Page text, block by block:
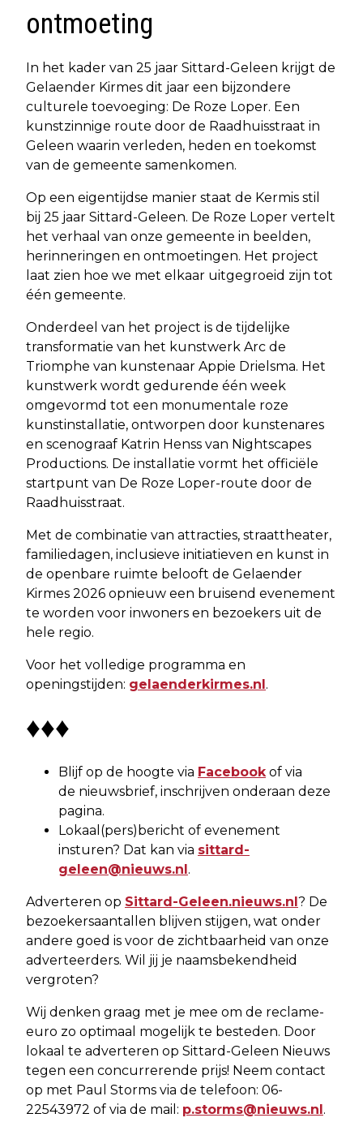
ontmoeting
In het kader van 25 jaar Sittard-Geleen krijgt de
Gelaender Kirmes dit jaar een bijzondere
culturele toevoeging: De Roze Loper. Een
kunstzinnige route door de Raadhuisstraat in
Geleen waarin verleden, heden en toekomst
van de gemeente samenkomen.
Op een eigentijdse manier staat de Kermis stil
bij 25 jaar Sittard-Geleen. De Roze Loper vertelt
het verhaal van onze gemeente in beelden,
herinneringen en ontmoetingen. Het project
laat zien hoe we met elkaar uitgegroeid zijn tot
één gemeente.
Onderdeel van het project is de tijdelijke
transformatie van het kunstwerk Arc de
Triomphe van kunstenaar Appie Drielsma. Het
kunstwerk wordt gedurende één week
omgevormd tot een monumentale roze
kunstinstallatie, ontworpen door kunstenares
en scenograaf Katrin Henss van Nightscapes
Productions. De installatie vormt het officiële
startpunt van De Roze Loper-route door de
Raadhuisstraat.
Met de combinatie van attracties, straattheater,
familiedagen, inclusieve initiatieven en kunst in
de openbare ruimte belooft de Gelaender
Kirmes 2026 opnieuw een bruisend evenement
te worden voor inwoners en bezoekers uit de
hele regio.
Voor het volledige programma en
openingstijden: gelaenderkirmes.nl.
♦♦♦
Blijf op de hoogte via Facebookof via
de nieuwsbrief, inschrijven onderaan deze
pagina.
Lokaal(pers)bericht of evenement
insturen? Dat kan via sittard-
geleen@nieuws.nl.
Adverteren op Sittard-Geleen.nieuws.nl? De
bezoekersaantallen blijven stijgen, wat onder
andere goed is voor de zichtbaarheid van onze
adverteerders. Wil jij je naamsbekendheid
vergroten?
Wij denken graag met je mee om de reclame-
euro zo optimaal mogelijk te besteden. Door
lokaal te adverteren op Sittard-Geleen Nieuws
tegen een concurrerende prijs! Neem contact
op met Paul Storms via de telefoon: 06-
22543972 of via de mail: p.storms@nieuws.nl.